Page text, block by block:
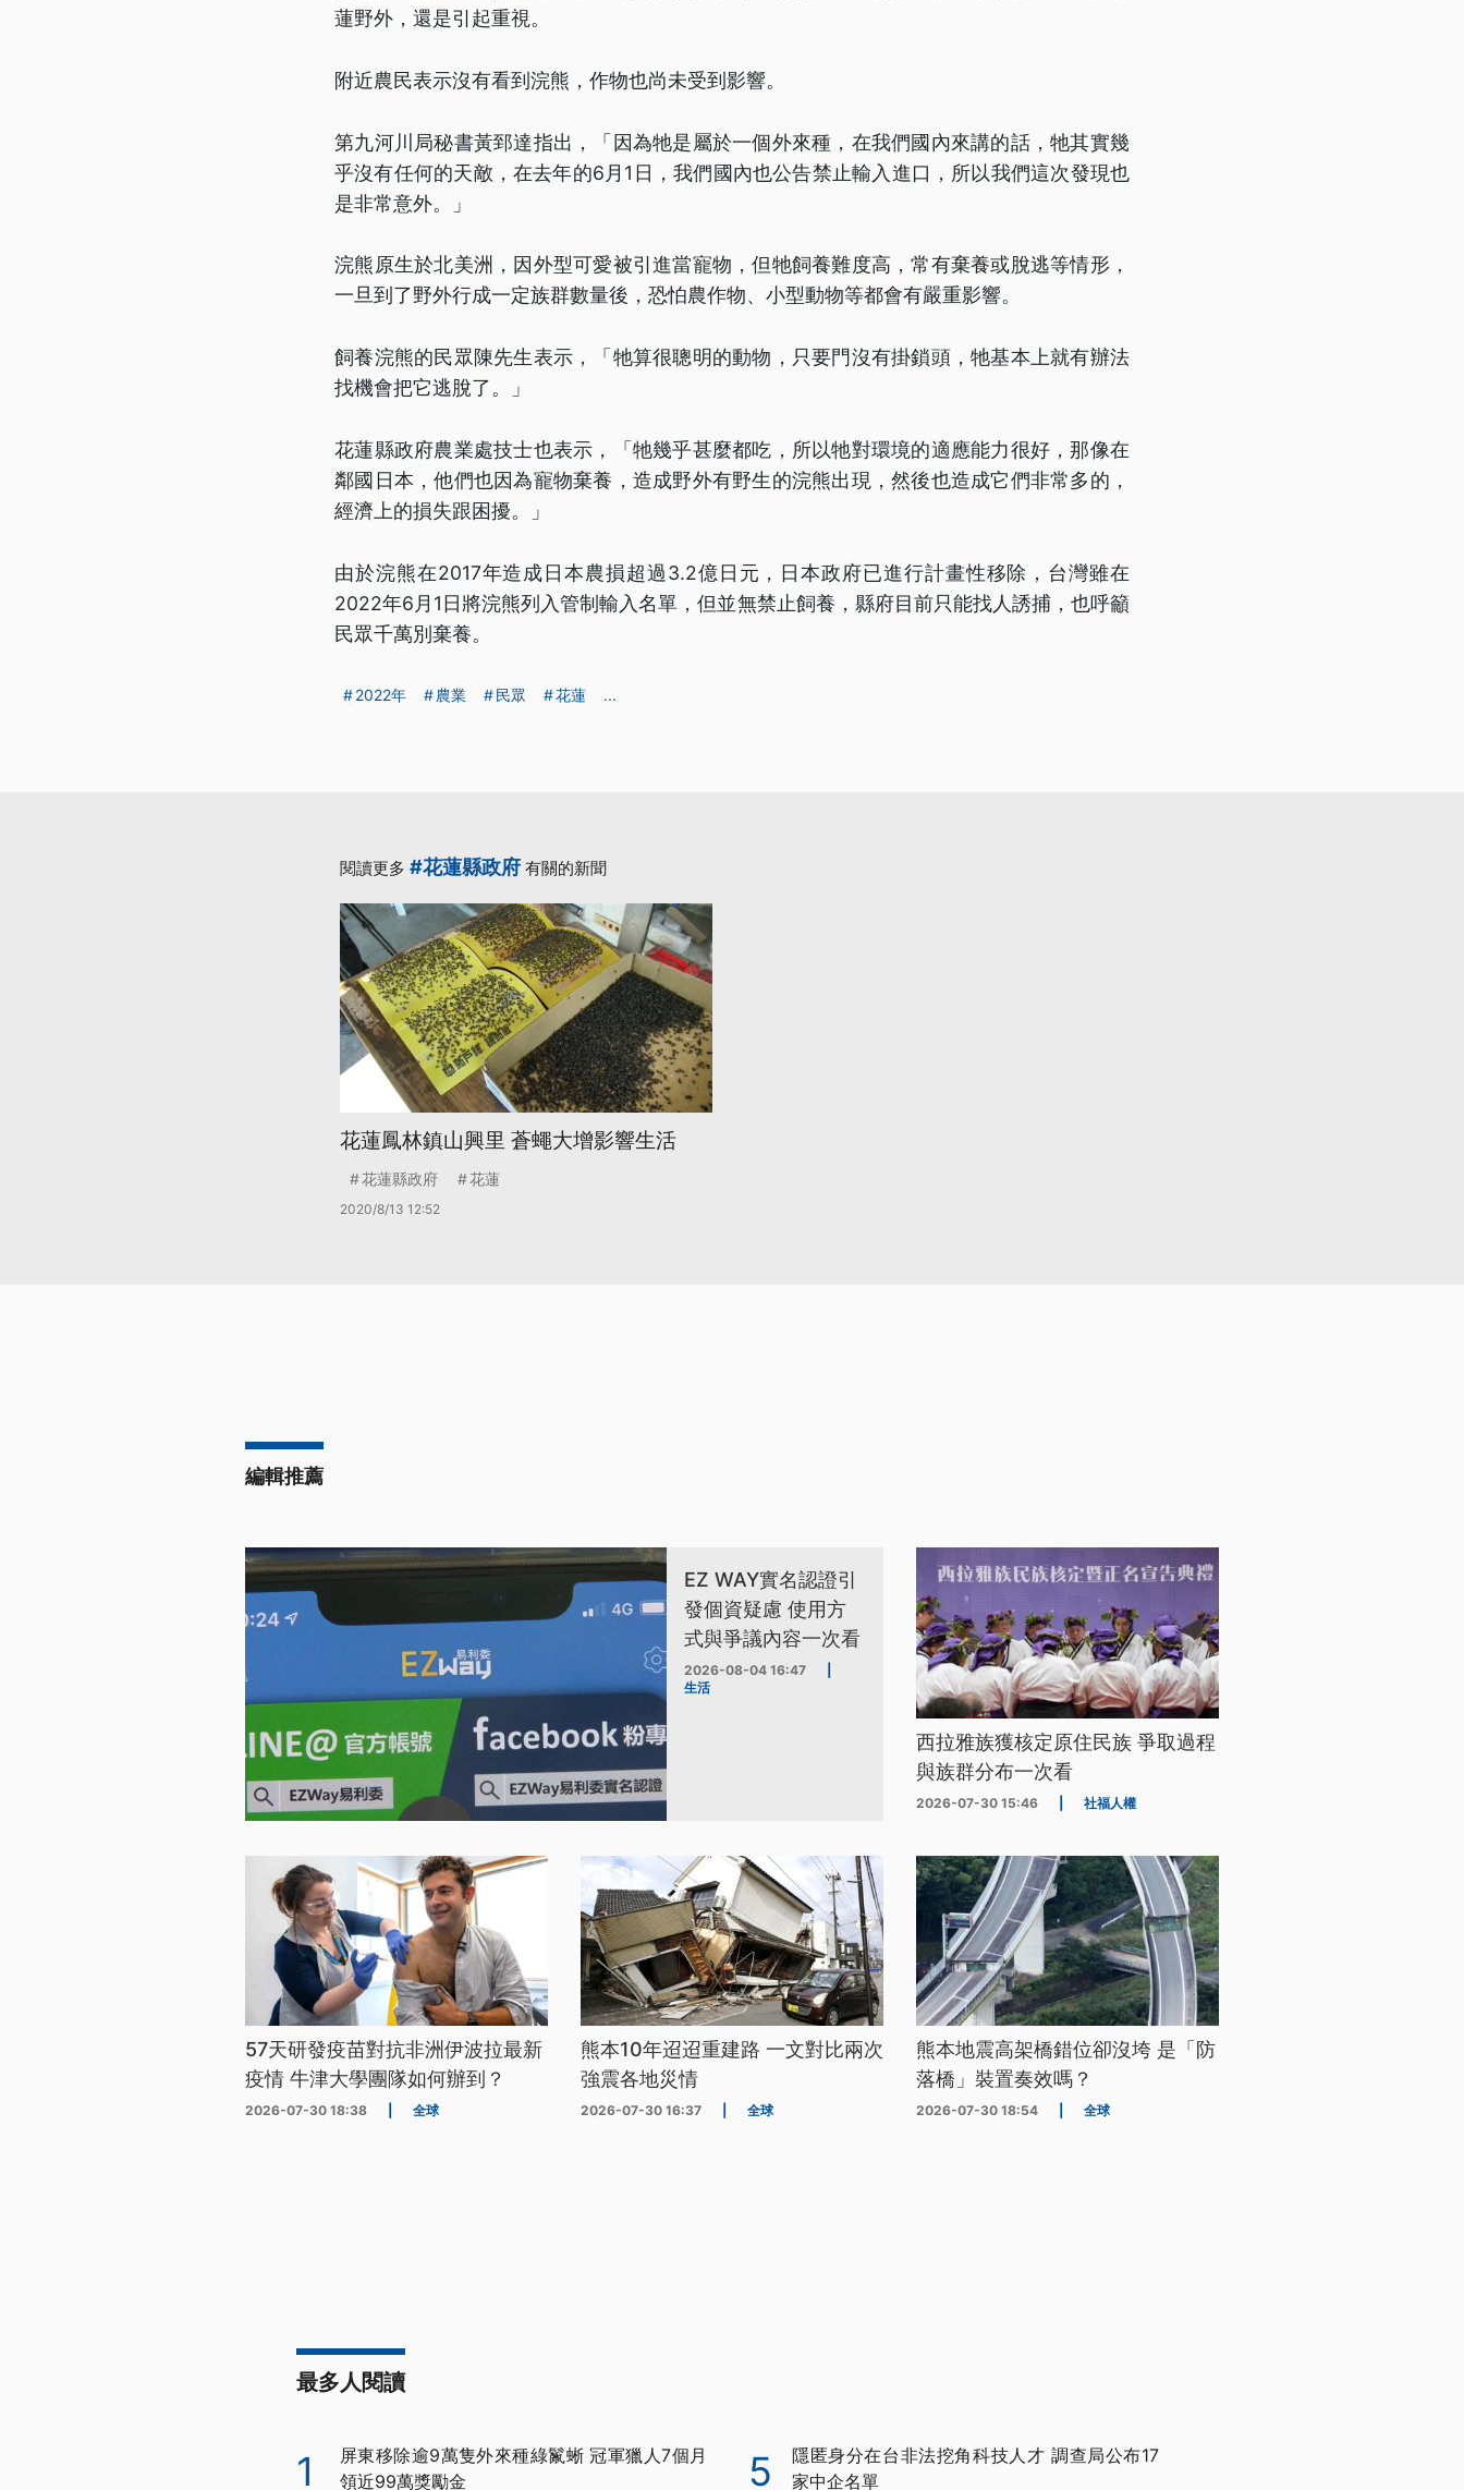
蓮野外，還是引起重視。
附近農民表示沒有看到浣熊，作物也尚未受到影響。
第九河川局秘書黃郅達指出，「因為牠是屬於一個外來種，在我們國內來講的話，牠其實幾
乎沒有任何的天敵，在去年的6月1日，我們國內也公告禁止輸入進口，所以我們這次發現也
是非常意外。」
浣熊原生於北美洲，因外型可愛被引進當寵物，但牠飼養難度高，常有棄養或脫逃等情形，
一旦到了野外行成一定族群數量後，恐怕農作物、小型動物等都會有嚴重影響。
飼養浣熊的民眾陳先生表示，「牠算很聰明的動物，只要門沒有掛鎖頭，牠基本上就有辦法
找機會把它逃脫了。」
花蓮縣政府農業處技士也表示，「牠幾乎甚麼都吃，所以牠對環境的適應能力很好，那像在
鄰國日本，他們也因為寵物棄養，造成野外有野生的浣熊出現，然後也造成它們非常多的，
經濟上的損失跟困擾。」
由於浣熊在2017年造成日本農損超過3.2億日元，日本政府已進行計畫性移除，台灣雖在
2022年6月1日將浣熊列入管制輸入名單，但並無禁止飼養，縣府目前只能找人誘捕，也呼籲
民眾千萬別棄養。
2022年 農業 民眾 花蓮 ...
閱讀更多 #花蓮縣政府 有關的新聞
花蓮鳳林鎮山興里 蒼蠅大增影響生活
花蓮縣政府 花蓮
2020/8/13 12:52
編輯推薦
EZ WAY實名認證引
發個資疑慮 使用方
式與爭議內容一次看
2026-08-04 16:47
生活
西拉雅族獲核定原住民族 爭取過程
與族群分布一次看
2026-07-30 15:46 社福人權
57天研發疫苗對抗非洲伊波拉最新
疫情 牛津大學團隊如何辦到？
2026-07-30 18:38 全球
熊本10年迢迢重建路 一文對比兩次
強震各地災情
2026-07-30 16:37 全球
熊本地震高架橋錯位卻沒垮 是「防
落橋」裝置奏效嗎？
2026-07-30 18:54 全球
最多人閱讀
1
屏東移除逾9萬隻外來種綠鬣蜥 冠軍獵人7個月
領近99萬獎勵金
5
隱匿身分在台非法挖角科技人才 調查局公布17
家中企名單